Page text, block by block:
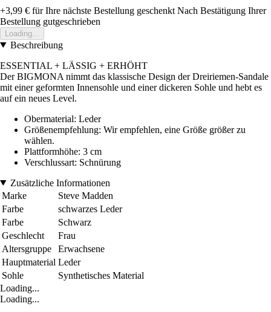
+3,99 € für Ihre nächste Bestellung geschenkt Nach Bestätigung Ihrer
Bestellung gutgeschrieben
Loading...
Beschreibung
ESSENTIAL + LÄSSIG + ERHÖHT
Der BIGMONA nimmt das klassische Design der Dreiriemen-Sandale
mit einer geformten Innensohle und einer dickeren Sohle und hebt es
auf ein neues Level.
Obermaterial: Leder
Größenempfehlung: Wir empfehlen, eine Größe größer zu
wählen.
Plattformhöhe: 3 cm
Verschlussart: Schnürung
Zusätzliche Informationen
Marke
Steve Madden
Farbe
schwarzes Leder
Farbe
Schwarz
Geschlecht
Frau
Altersgruppe
Erwachsene
Hauptmaterial Leder
Sohle
Synthetisches Material
Loading...
Loading...